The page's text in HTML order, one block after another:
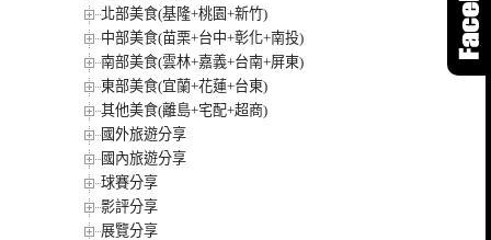
北部美食(基隆+桃園+新竹)
中部美食(苗栗+台中+彰化+南投)
南部美食(雲林+嘉義+台南+屏東)
東部美食(宜蘭+花蓮+台東)
其他美食(離島+宅配+超商)
國外旅遊分享
國內旅遊分享
球賽分享
影評分享
展覽分享